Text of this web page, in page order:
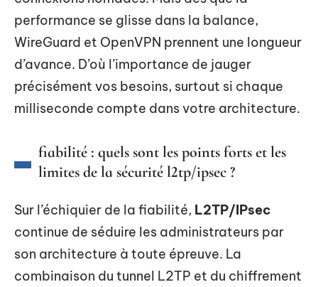
performance se glisse dans la balance,
WireGuard et OpenVPN prennent une longueur
d’avance. D’où l’importance de jauger
précisément vos besoins, surtout si chaque
milliseconde compte dans votre architecture.
fiabilité : quels sont les points forts et les
limites de la sécurité l2tp/ipsec ?
Sur l’échiquier de la fiabilité, L2TP/IPsec
continue de séduire les administrateurs par
son architecture à toute épreuve. La
combinaison du tunnel L2TP et du chiffrement